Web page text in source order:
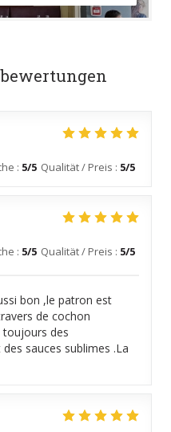
: 5/5 Qualität / Preis : 5/5
: 5/5 Qualität / Preis : 5/5
bon ,le patron est
de cochon
toujours des
sauces sublimes .La